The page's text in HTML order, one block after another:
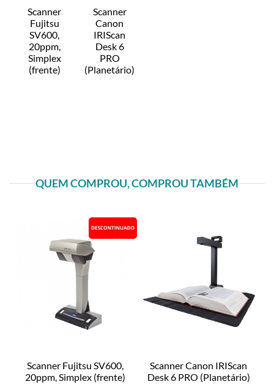
Scanner
Fujitsu
SV600,
20ppm,
Simplex
(frente)
Scanner
Canon
IRIScan
Desk 6
PRO
(Planetário)
QUEM COMPROU, COMPROU TAMBÉM
Scanner Fujitsu SV600,
20ppm, Simplex (frente)
Scanner Canon IRIScan
Desk 6 PRO (Planetário)